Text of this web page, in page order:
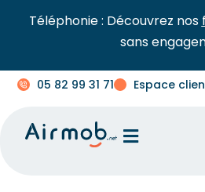
Téléphonie : Découvrez nos
sans
05 82 99 31 71 Espace